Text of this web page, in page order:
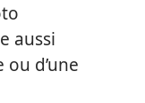
aussi
d’une